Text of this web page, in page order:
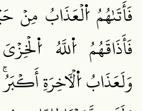
فَأَتَىٰهُمُ اُ۬لۡعَذَابُ مِنۡ
فَأَذَاقَهُمُ اُ۬للَّهُ
وَلَعَذَابُ اُ۬لۡأٓخِرَةِ أَكۡبَرُۚ